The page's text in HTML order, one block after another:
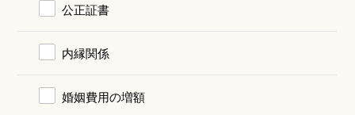
公正証書
内縁関係
婚姻費用の増額